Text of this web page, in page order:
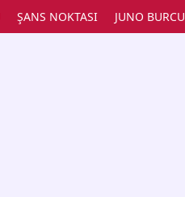
ŞANS NOKTASI JUNO BURCU